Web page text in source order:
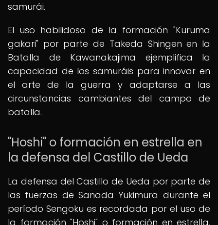
samurái.
El uso habilidoso de la formación "Kuruma
gakari" por parte de Takeda Shingen en la
Batalla de Kawanakajima ejemplifica la
capacidad de los samuráis para innovar en
el arte de la guerra y adaptarse a las
circunstancias cambiantes del campo de
batalla.
"Hoshi" o formación en estrella en
la defensa del Castillo de Ueda
La defensa del Castillo de Ueda por parte de
las fuerzas de Sanada Yukimura durante el
período Sengoku es recordada por el uso de
la formación "Hoshi" o formación en estrella.